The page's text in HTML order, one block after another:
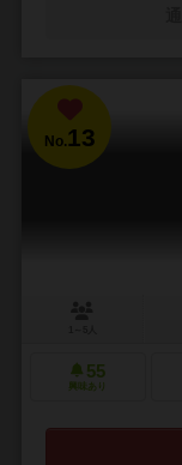
No.13
55
興味あり